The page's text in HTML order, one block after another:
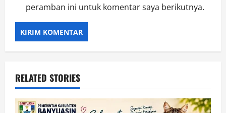
peramban ini untuk komentar saya berikutnya.
RELATED STORIES